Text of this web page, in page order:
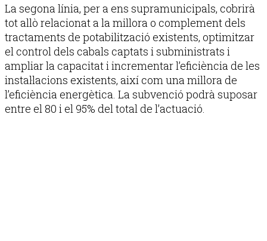
La segona línia, per a ens supramunicipals, cobrirà
tot allò relacionat a la millora o complement dels
tractaments de potabilització existents, optimitzar
el control dels cabals captats i subministrats i
ampliar la capacitat i incrementar l’eficiència de les
instal·lacions existents, així com una millora de
l’eficiència energètica. La subvenció podrà suposar
entre el 80 i el 95% del total de l’actuació.